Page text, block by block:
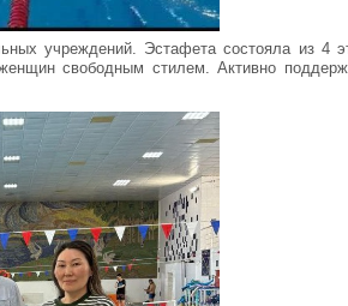
учреждений. Эстафета состояла из 4
свободным стилем. Активно